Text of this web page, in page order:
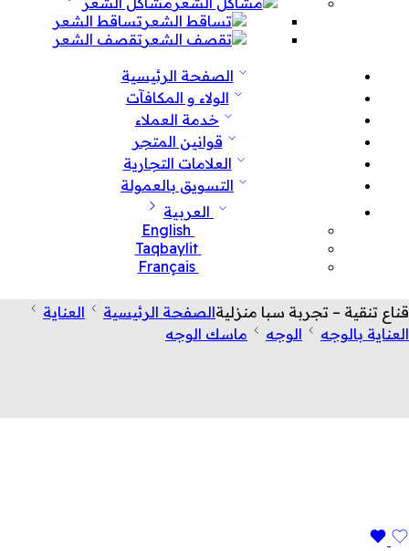
تساقط الشعر
تقصف الشعر
الصفحة الرئيسية
الولاء و المكافآت
خدمة العملاء
قوانين المتجر
العلامات التجارية
التسويق بالعمولة
العربية
English
Taqbaylit
Français
قناع تنقية – تجربة سبا منزليةالصفحة الرئيسية
العناية
العناية بالوجه
الوجه ماسك الوجه